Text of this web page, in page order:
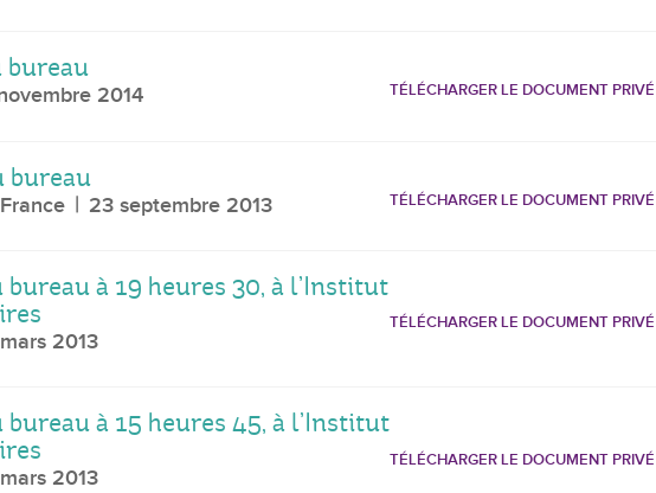
bureau
TÉLÉCHARGER LE DOCUMENT PRIVÉ
2014
bureau
TÉLÉCHARGER LE DOCUMENT PRIVÉ
23 septembre 2013
à 19 heures 30, à l’Institut
TÉLÉCHARGER LE DOCUMENT PRIVÉ
2013
à 15 heures 45, à l’Institut
TÉLÉCHARGER LE DOCUMENT PRIVÉ
2013